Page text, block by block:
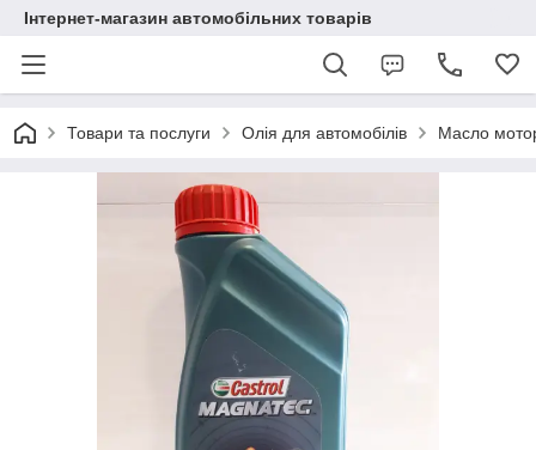
Інтернет-магазин автомобільних товарів
Товари та послуги Олія для автомобілів Масло